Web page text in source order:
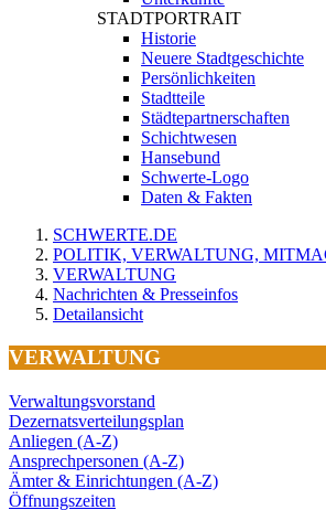
STADTPORTRAIT
Historie
Neuere Stadtgeschichte
Persönlichkeiten
Stadtteile
Städtepartnerschaften
Schichtwesen
Hansebund
Schwerte-Logo
Daten & Fakten
SCHWERTE.DE
POLITIK, VERWALTUNG,
VERWALTUNG
Nachrichten & Presseinfos
Detailansicht
VERWALTUNG
Verwaltungsvorstand
Dezernatsverteilungsplan
Anliegen (A-Z)
Ansprechpersonen (A-Z)
Ämter & Einrichtungen (A-Z)
Öffnungszeiten